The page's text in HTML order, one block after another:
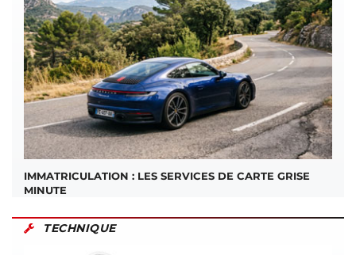
IMMATRICULATION : LES SERVICES DE CARTE GRISE
MINUTE
TECHNIQUE